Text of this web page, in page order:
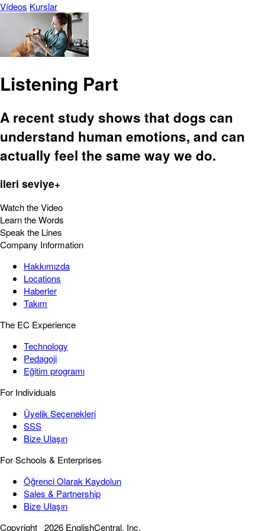
Vídeos Kurslar
Listening Part
A recent study shows that dogs can
understand human emotions, and can
actually feel the same way we do.
ileri seviye+
Watch the Video
Learn the Words
Speak the Lines
Company Information
Hakkımızda
Locations
Haberler
Takım
The EC Experience
Technology
Pedagoji
Eğitim programı
For Individuals
Üyelik Seçenekleri
SSS
Bize Ulaşın
For Schools & Enterprises
Öğrenci Olarak Kaydolun
Sales & Partnership
Bize Ulaşın
Copyright 2026 EnglishCentral, Inc.